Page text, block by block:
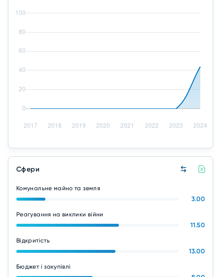
Сфери
Комунальне майно та земля
3.00
Реагування на виклики війни
11.50
Відкритість
13.00
Бюджет і закупівлі